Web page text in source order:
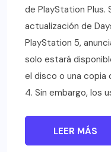
de PlayStation Plus.
actualización de
PlayStation 5,
solo estará
el disco o una copia
4. Sin embargo, los
LEER MÁS